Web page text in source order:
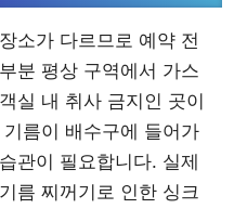
소가 다르므로 예약 전
분 평상 구역에서 가스
실 내 취사 금지인 곳이
름이 배수구에 들어가
관이 필요합니다. 실제
름 찌꺼기로 인한 싱크